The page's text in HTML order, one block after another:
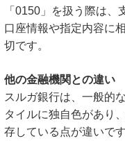
「0150」を扱う際は
口座情報や指定内容に
切です。
他の金融機関との違い
スルガ銀行は、一般的
タイルに独自色があり
存している点が違いです